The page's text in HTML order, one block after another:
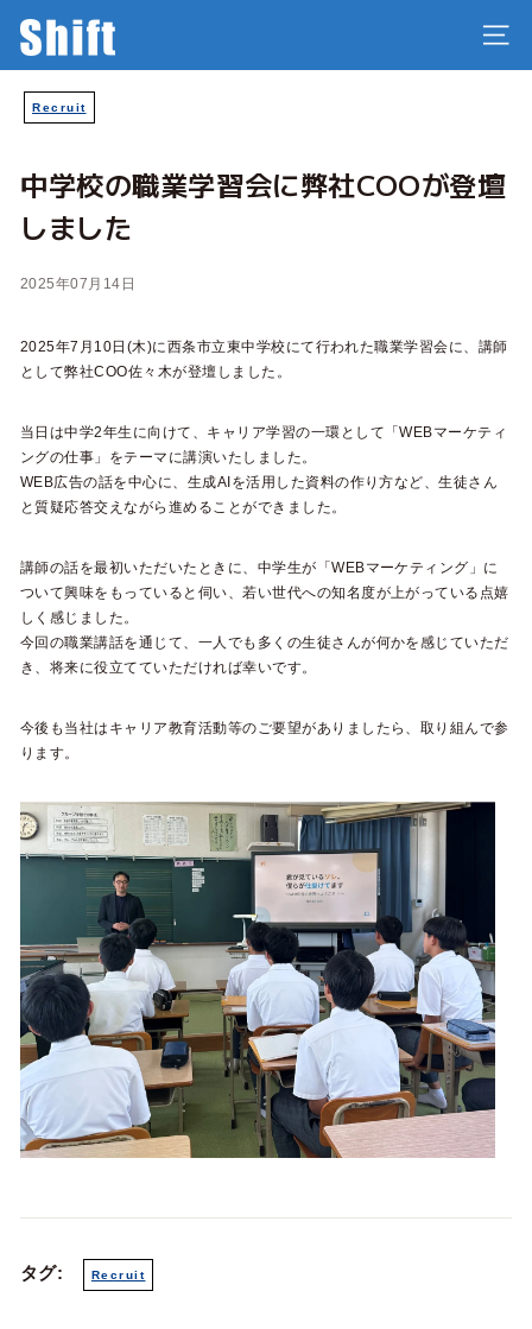
株
式
会
社
S
h
i
f
t
サイ
Recruit
中学校の職業学習会に弊社COOが登壇
しました
2025年07月14日
2025年7月10日(木)に西条市立東中学校にて行われた職業学習会に、講師
として弊社COO佐々木が登壇しました。
当日は中学2年生に向けて、キャリア学習の一環として「WEBマーケティ
ングの仕事」をテーマに講演いたしました。
WEB広告の話を中心に、生成AIを活用した資料の作り方など、生徒さん
と質疑応答交えながら進めることができました。
講師の話を最初いただいたときに、中学生が「WEBマーケティング」に
ついて興味をもっていると伺い、若い世代への知名度が上がっている点嬉
しく感じました。
今回の職業講話を通じて、一人でも多くの生徒さんが何かを感じていただ
き、将来に役立てていただければ幸いです。
今後も当社はキャリア教育活動等のご要望がありましたら、取り組んで参
ります。
タグ: Recruit